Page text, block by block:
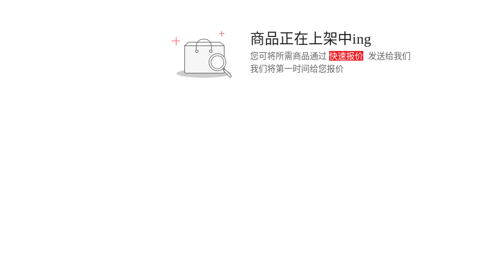
商品正在上架中ing
您可将所需商品通过 快速报价 发送给我们
我们将第一时间给您报价